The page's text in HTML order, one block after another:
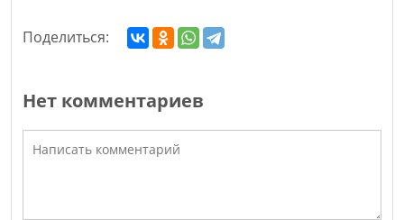
Поделиться:
Нет комментариев